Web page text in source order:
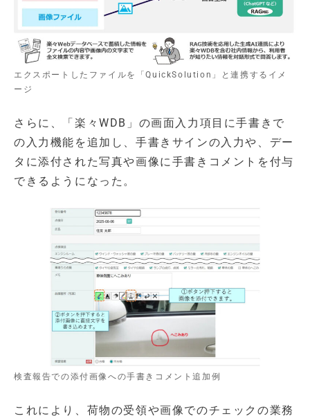
エクスポートしたファイルを「QuickSolution」と連携するイメ
ージ
さらに、「楽々WDB」の画面入力項目に手書きで
の入力機能を追加し、手書きサインの入力や、デー
タに添付された写真や画像に手書きコメントを付与
できるようになった。
検査報告での添付画像への手書きコメント追加例
これにより、荷物の受領や画像でのチェックの業務